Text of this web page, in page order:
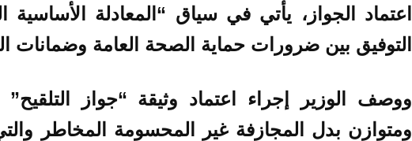
اعتماد الجواز، يأتي في سياق “المعادلة الأساسية
التوفيق بين ضرورات حماية الصحة العامة وضمانات
ووصف الوزير إجراء اعتماد وثيقة “جواز
ومتوازن بدل المجازفة غير المحسومة المخاطر